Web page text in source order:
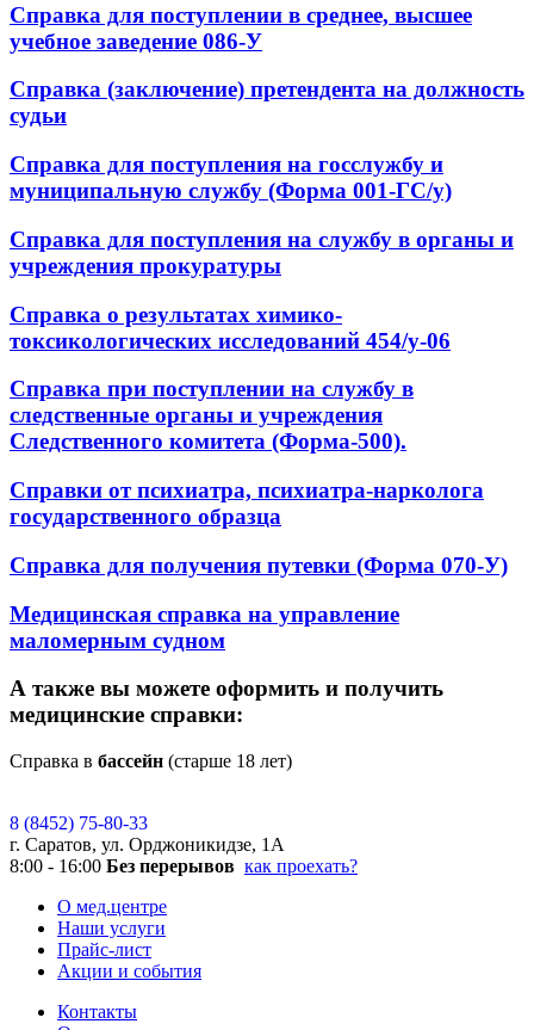
Справка для поступлении в среднее, высшее
учебное заведение 086-У
Справка (заключение) претендента на должность
судьи
Справка для поступления на госслужбу и
муниципальную службу (Форма 001-ГС/у)
Справка для поступления на службу в органы и
учреждения прокуратуры
Справка о результатах химико-
токсикологических исследований 454/у-06
Справка при поступлении на службу в
следственные органы и учреждения
Следственного комитета (Форма-500).
Справки от психиатра, психиатра-нарколога
государственного образца
Справка для получения путевки (Форма 070-У)
Медицинская справка на управление
маломерным судном
А также вы можете оформить и получить
медицинские справки:
Справка в бассейн (старше 18 лет)
8 (8452) 75-80-33
г. Саратов, ул. Орджоникидзе, 1А
8:00 - 16:00 Без перерывов как проехать?
О мед.центре
Наши услуги
Прайс-лист
Акции и события
Контакты